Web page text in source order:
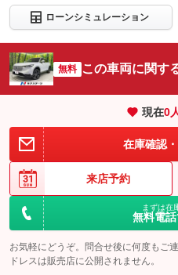
ローンシミュレーション
無料 この車両に関す
現在0
在庫確認
来店予約
まずは在
無料電
お気軽にどうぞ。問合せ後に何度もご
ドレスは販売店に公開されません。